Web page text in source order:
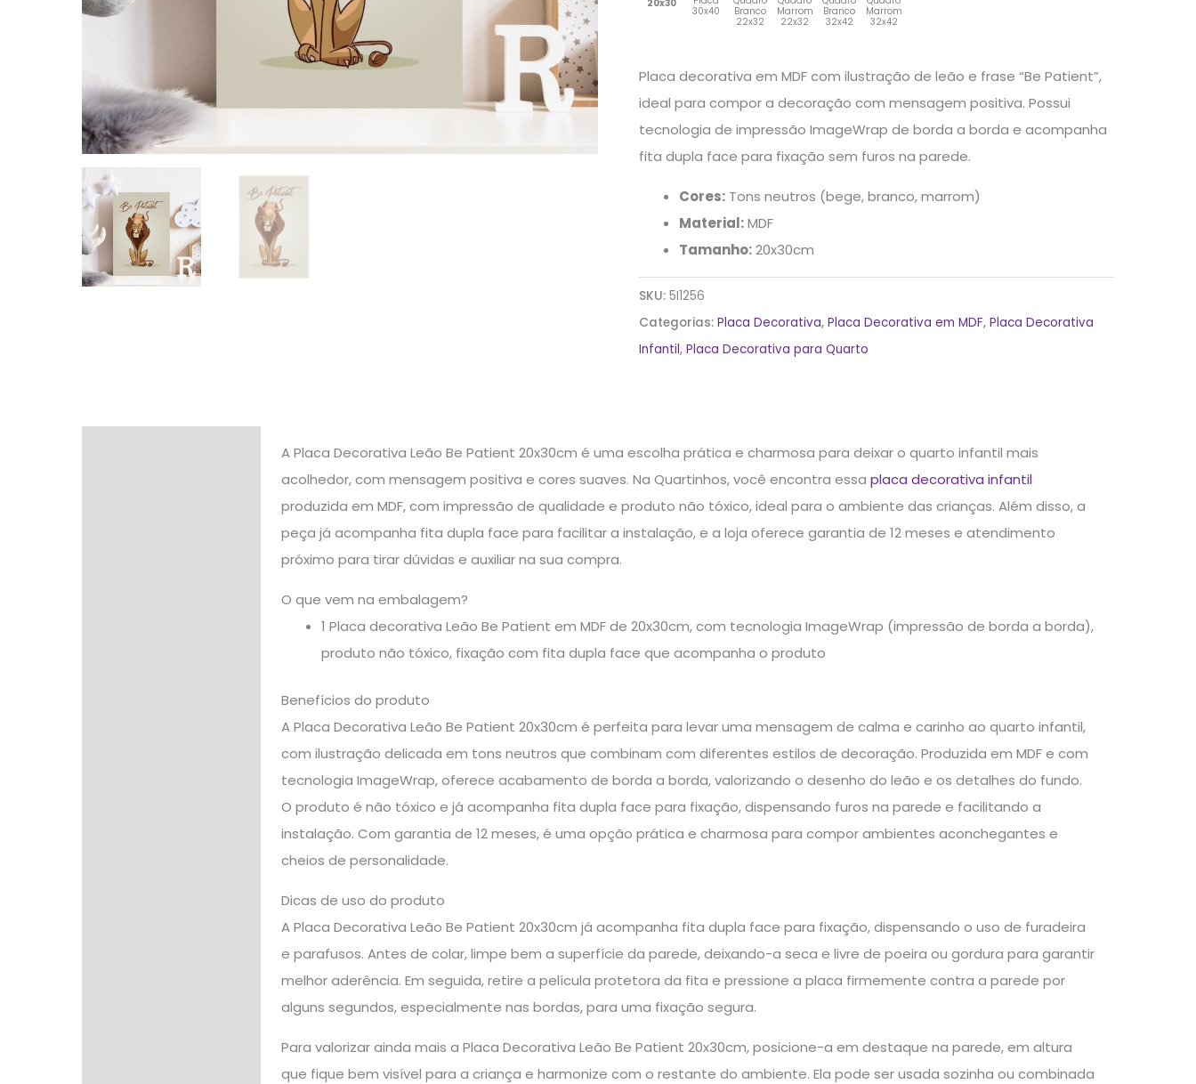
20x30
30x40
Branco
22x32
Marrom
22x32
Branco
32x42
Marrom
32x42
Placa decorativa em MDF com ilustração de leão e frase “Be Patient”,
ideal para compor a decoração com mensagem positiva. Possui
tecnologia de impressão ImageWrap de borda a borda e acompanha
fita dupla face para fixação sem furos na parede.
Cores: Tons neutros (bege, branco, marrom)
Material:MDF
Tamanho:20x30cm
SKU:5I1256
Categorias:Placa Decorativa,Placa Decorativa em MDF,Placa Decorativa
Infantil,Placa Decorativa para Quarto
A Placa Decorativa Leão Be Patient 20x30cm é uma escolha prática e charmosa para deixar o quarto infantil mais
acolhedor, com mensagem positiva e cores suaves. Na Quartinhos, você encontra essa placa decorativa infantil
produzida em MDF, com impressão de qualidade e produto não tóxico, ideal para o ambiente das crianças. Além disso, a
peça já acompanha fita dupla face para facilitar a instalação, e a loja oferece garantia de 12 meses e atendimento
próximo para tirar dúvidas e auxiliar na sua compra.
O que vem na embalagem?
1 Placa decorativa Leão Be Patient em MDF de 20x30cm, com tecnologia ImageWrap (impressão de borda a borda),
produto não tóxico, fixação com fita dupla face que acompanha o produto
Benefícios do produto
A Placa Decorativa Leão Be Patient 20x30cm é perfeita para levar uma mensagem de calma e carinho ao quarto infantil,
com ilustração delicada em tons neutros que combinam com diferentes estilos de decoração. Produzida em MDF e com
tecnologia ImageWrap, oferece acabamento de borda a borda, valorizando o desenho do leão e os detalhes do fundo.
O produto é não tóxico e já acompanha fita dupla face para fixação, dispensando furos na parede e facilitando a
instalação. Com garantia de 12 meses, é uma opção prática e charmosa para compor ambientes aconchegantes e
cheios de personalidade.
Dicas de uso do produto
A Placa Decorativa Leão Be Patient 20x30cm já acompanha fita dupla face para fixação, dispensando o uso de furadeira
e parafusos. Antes de colar, limpe bem a superfície da parede, deixando-a seca e livre de poeira ou gordura para garantir
melhor aderência. Em seguida, retire a película protetora da fita e pressione a placa firmemente contra a parede por
alguns segundos, especialmente nas bordas, para uma fixação segura.
Para valorizar ainda mais a Placa Decorativa Leão Be Patient 20x30cm, posicione-a em destaque na parede, em altura
que fique bem visível para a criança e harmonize com o restante do ambiente. Ela pode ser usada sozinha ou combinada